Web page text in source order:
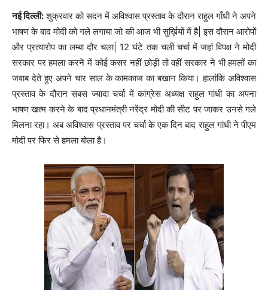
नई दिल्ली:शुक्रवार को सदन में अविश्वास प्रस्ताव के दौरान राहुल गाँधी ने अपने
भाषण के बाद मोदी को गले लगाया जो की आज भी सुर्ख़ियों में है| इस दौरान आरोपों
और प्रत्यारोप का लम्बा दौर चला| 12 घंटे तक चली चर्चा में जहां विपक्ष ने मोदी
सरकार पर हमला करने में कोई कसर नहीं छोड़ी तो वहीं सरकार ने भी हमलों का
जवाब देते हुए अपने चार साल के कामकाज का बखान किया। हालांकि अविश्वास
प्रस्ताव के दौरान सबस ज्यादा चर्चा में कांग्रेस अध्यक्ष राहुल गांधी का अपना
भाषण खत्म करने के बाद प्रधानमंत्री नरेंद्र मोदी की सीट पर जाकर उनसे गले
मिलना रहा। अब अविश्वास प्रस्ताव पर चर्चा के एक दिन बाद राहुल गांधी ने पीएम
मोदी पर फिर से हमला बोला है।